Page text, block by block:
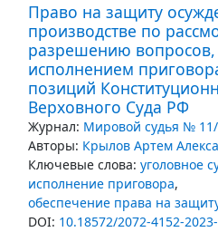
Право на защиту
производстве по
разрешению вопросов,
исполнением
позиций
Верховного Суда РФ
Журнал: Мировой судья №
Авторы: Крылов Артем
Ключевые слова: уголовное
исполнение приговора,
обеспечение права на
DOI: 10.18572/2072-4152-